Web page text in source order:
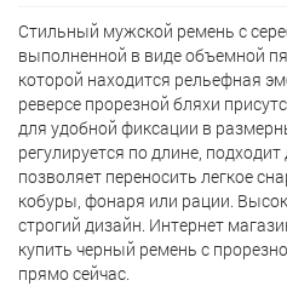
Стильный мужской ремень с
выполненной в виде объемной
которой находится рельефная
реверсе прорезной бляхи
для удобной фиксации в
регулируется по длине,
позволяет переносить легкое
кобуры, фонаря или рации.
строгий дизайн. Интернет
кyпить черный ремень с
прямо сейчас.